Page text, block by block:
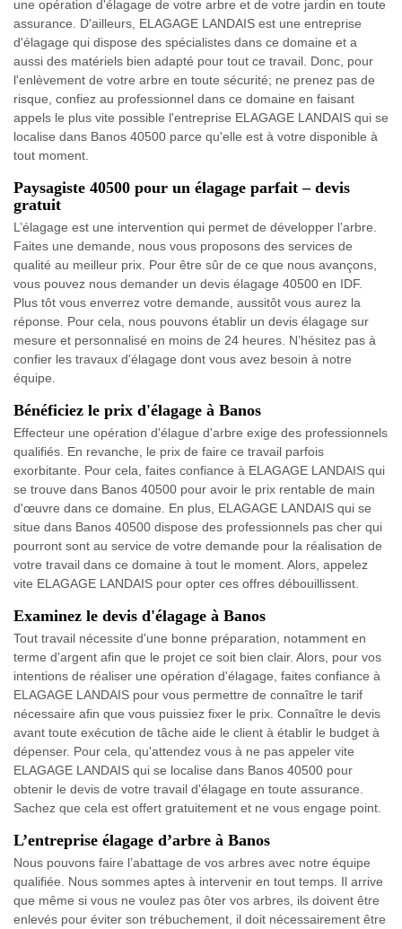
une opération d'élagage de votre arbre et de votre jardin en toute
assurance. D'ailleurs, ELAGAGE LANDAIS est une entreprise
d'élagage qui dispose des spécialistes dans ce domaine et a
aussi des matériels bien adapté pour tout ce travail. Donc, pour
l'enlèvement de votre arbre en toute sécurité; ne prenez pas de
risque, confiez au professionnel dans ce domaine en faisant
appels le plus vite possible l'entreprise ELAGAGE LANDAIS qui se
localise dans Banos 40500 parce qu'elle est à votre disponible à
tout moment.
Paysagiste 40500 pour un élagage parfait – devis
gratuit
L’élagage est une intervention qui permet de développer l’arbre.
Faites une demande, nous vous proposons des services de
qualité au meilleur prix. Pour être sûr de ce que nous avançons,
vous pouvez nous demander un devis élagage 40500 en IDF.
Plus tôt vous enverrez votre demande, aussitôt vous aurez la
réponse. Pour cela, nous pouvons établir un devis élagage sur
mesure et personnalisé en moins de 24 heures. N’hésitez pas à
confier les travaux d'élagage dont vous avez besoin à notre
équipe.
Bénéficiez le prix d'élagage à Banos
Effecteur une opération d'élague d'arbre exige des professionnels
qualifiés. En revanche, le prix de faire ce travail parfois
exorbitante. Pour cela, faites confiance à ELAGAGE LANDAIS qui
se trouve dans Banos 40500 pour avoir le prix rentable de main
d'œuvre dans ce domaine. En plus, ELAGAGE LANDAIS qui se
situe dans Banos 40500 dispose des professionnels pas cher qui
pourront sont au service de votre demande pour la réalisation de
votre travail dans ce domaine à tout le moment. Alors, appelez
vite ELAGAGE LANDAIS pour opter ces offres débouillissent.
Examinez le devis d'élagage à Banos
Tout travail nécessite d'une bonne préparation, notamment en
terme d'argent afin que le projet ce soit bien clair. Alors, pour vos
intentions de réaliser une opération d'élagage, faites confiance à
ELAGAGE LANDAIS pour vous permettre de connaître le tarif
nécessaire afin que vous puissiez fixer le prix. Connaître le devis
avant toute exécution de tâche aide le client à établir le budget à
dépenser. Pour cela, qu'attendez vous à ne pas appeler vite
ELAGAGE LANDAIS qui se localise dans Banos 40500 pour
obtenir le devis de votre travail d'élagage en toute assurance.
Sachez que cela est offert gratuitement et ne vous engage point.
L’entreprise élagage d’arbre à Banos
Nous pouvons faire l’abattage de vos arbres avec notre équipe
qualifiée. Nous sommes aptes à intervenir en tout temps. Il arrive
que même si vous ne voulez pas ôter vos arbres, ils doivent être
enlevés pour éviter son trébuchement, il doit nécessairement être